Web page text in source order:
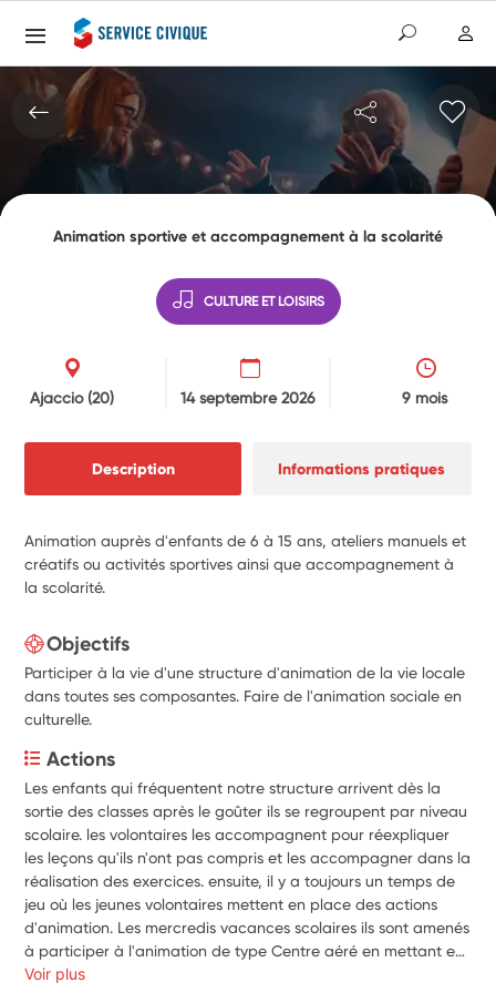
Animation sportive et accompagnement à la scolarité
CULTURE ET LOISIRS
Ajaccio(20) 14 septembre 2026 9 mois
Description Informations pratiques
Animation auprès d'enfants de 6 à 15 ans, ateliers manuels et
créatifs ou activités sportives ainsi que accompagnement à
la scolarité.
Objectifs
Participer à la vie d'une structure d'animation de la vie locale
dans toutes ses composantes. Faire de l'animation sociale en
culturelle.
Actions
Les enfants qui fréquentent notre structure arrivent dès la
sortie des classes après le goûter ils se regroupent par niveau
scolaire. les volontaires les accompagnent pour réexpliquer
les leçons qu'ils n'ont pas compris et les accompagner dans la
réalisation des exercices. ensuite, il y a toujours un temps de
jeu où les jeunes volontaires mettent en place des actions
d'animation. Les mercredis vacances scolaires ils sont amenés
à participer à l'animation de type Centre aéré en mettant en
place des ateliers manuels ou jeux extérieurs ou intérieurs et
Voir plus